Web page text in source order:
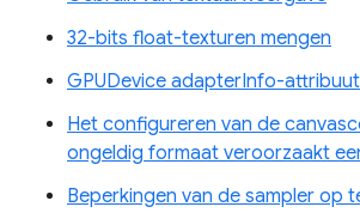
32-bits float-texturen mengen
GPUDevice adapterInfo-attribuut
Het configureren van de
ongeldig formaat veroorzaakt
Beperkingen van de sampler op